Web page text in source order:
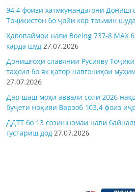
94,4 фоизи хатмкунандагони
Тоҷикистон бо ҷойи кор таъмин
Ҳавопаймои нави Boeing 737-8 MAX
карда шуд 27.07.2026
Донишгоҳи славянии Русияву
таҳсил бо як қатор навгониҳои
27.07.2026
Дар шаш моҳи аввали соли 2026
буҷети ноҳияи Варзоб 103,4 фоиз
ДДТТ бо 13 созишномаи нави
густариш дод 27.07.2026